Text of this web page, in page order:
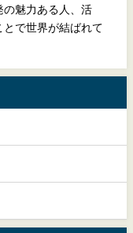
の魅力ある人、活
で世界が結ばれて